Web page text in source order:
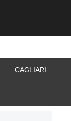
CAGLIARI